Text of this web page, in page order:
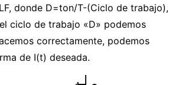
donde D=ton/T-(Ciclo de trabajo),
ciclo de trabajo «D» podemos
correctamente, podemos
de I(t) deseada.